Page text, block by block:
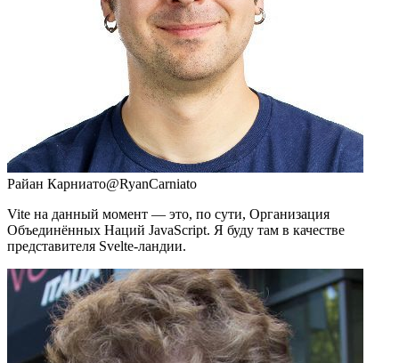
Райан Карниато@RyanCarniato
Vite на данный момент — это, по сути, Организация
Объединённых Наций JavaScript. Я буду там в качестве
представителя Svelte-ландии.